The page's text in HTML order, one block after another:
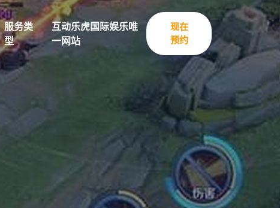
服务类
型
互动乐虎国际娱乐唯
一网站
现在
预约